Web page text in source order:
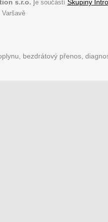
s.r.o. e součástí Skupiny Introl
bezdrátový přenos,